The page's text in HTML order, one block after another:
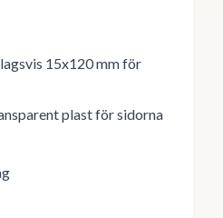
15x120 mm för
plast för sidorna